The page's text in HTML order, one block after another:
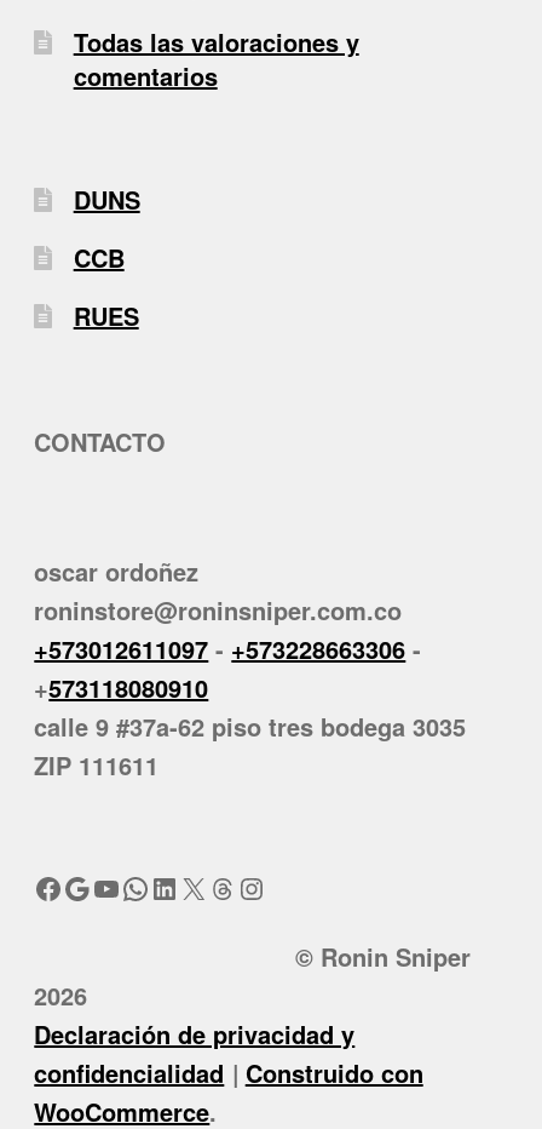
Todas las valoraciones y
comentarios
DUNS
CCB
RUES
CONTACTO
oscar ordoñez
roninstore@roninsniper.com.co
+573012611097 - +573228663306 -
+573118080910
calle 9 #37a-62 piso tres bodega 3035
ZIP 111611
Facebook
Google
YouTube
WhatsApp
LinkedIn
X Threads
Instagram
© Ronin Sniper
2026
Declaración de privacidad y
confidencialidad
Construido con
WooCommerce.